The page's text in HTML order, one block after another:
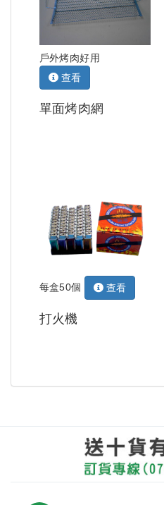
戶外烤肉好用
查看
單面烤肉網
每盒50個 查看
打火機